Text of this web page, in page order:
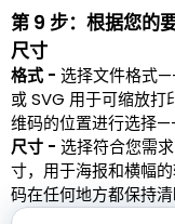
第 9 步：根据您的
尺寸
格式 - 选择文件格式
或 SVG 用于可缩放
维码的位置进行选择
尺寸 - 选择符合您需
寸，用于海报和横幅
码在任何地方都保持清